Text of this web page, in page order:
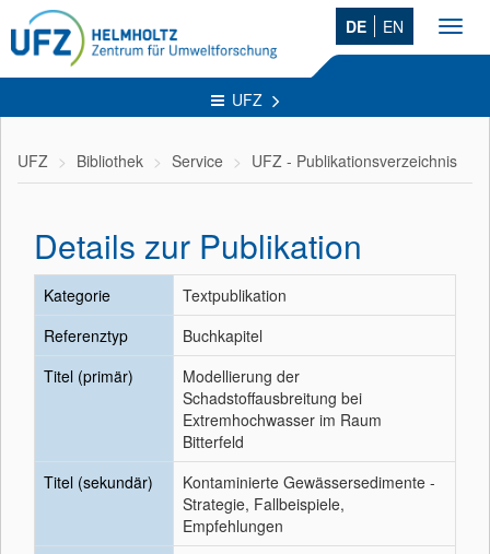
DE EN
UFZ
UFZ Bibliothek Service UFZ - Publikationsverzeichnis
Details zur Publikation
Kategorie
Textpublikation
Referenztyp
Buchkapitel
Titel (primär)
Modellierung der
Schadstoffausbreitung bei
Extremhochwasser im Raum
Bitterfeld
Titel (sekundär)
Kontaminierte Gewässersedimente -
Strategie, Fallbeispiele,
Empfehlungen